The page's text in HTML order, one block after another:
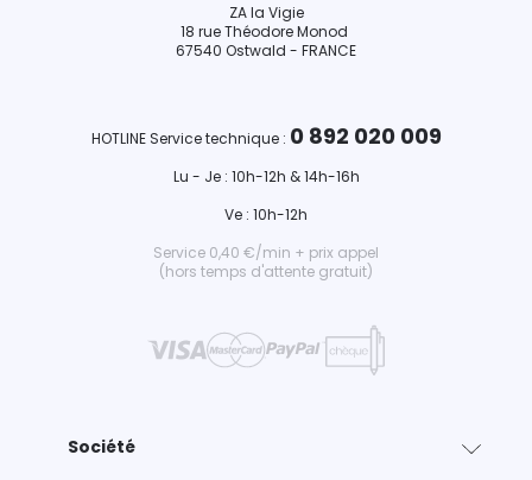
ZA la Vigie
18 rue Théodore Monod
67540 Ostwald - FRANCE
HOTLINE Service technique : 0 892 020 009
Lu - Je : 10h-12h & 14h-16h
Ve : 10h-12h
Service 0,40 €/min + prix appel
(hors temps d'attente gratuit)
Société